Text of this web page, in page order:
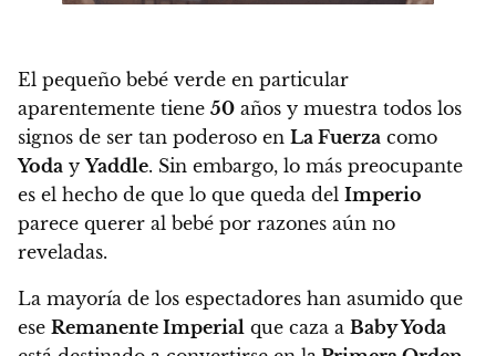
El pequeño bebé verde en particular
aparentemente tiene 50 años y muestra todos los
signos de ser tan poderoso en La Fuerza como
Yoda yYaddle. Sin embargo, lo más preocupante
es el hecho de que lo que queda del Imperio
parece querer al bebé por razones aún no
reveladas.
La mayoría de los espectadores han asumido que
ese Remanente Imperial que caza a Baby Yoda